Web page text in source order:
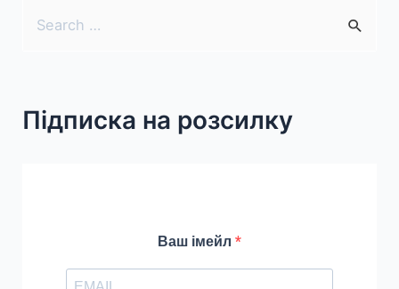
cПідписка на розсилку
Ваш імейл